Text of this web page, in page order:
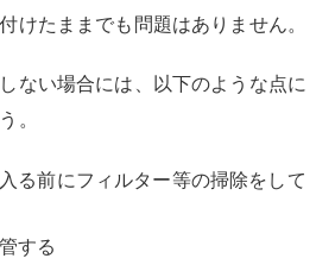
けたままでも問題はありません。
ない場合には、以下のような点に
。
る前にフィルター等の掃除をして
する